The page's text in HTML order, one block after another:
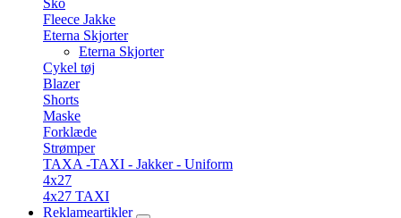
Sko
Fleece Jakke
Eterna Skjorter
Eterna Skjorter
Cykel tøj
Blazer
Shorts
Maske
Forklæde
Strømper
TAXA -TAXI - Jakker - Uniform
4x27
4x27 TAXI
Reklameartikler